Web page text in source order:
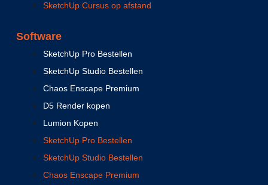
SketchUp Cursus op afstand
Software
SketchUp Pro Bestellen
SketchUp Studio Bestellen
Chaos Enscape Premium
D5 Render kopen
Lumion Kopen
SketchUp Pro Bestellen
SketchUp Studio Bestellen
Chaos Enscape Premium